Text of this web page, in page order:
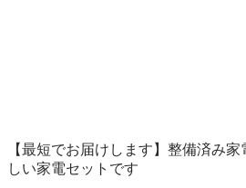
【最短でお届けします】整備済み家電セット	🐫
しい家電セットです